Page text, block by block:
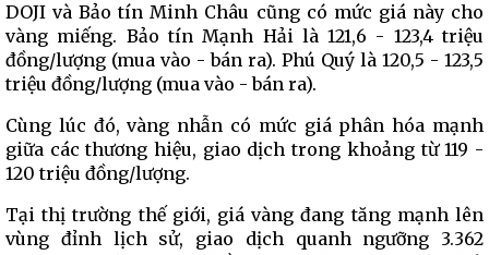
DOJI và Bảo tín Minh Châu cũng có mức giá này cho
vàng miếng. Bảo tín Mạnh Hải là 121,6 - 123,4 triệu
đồng/lượng (mua vào - bán ra). Phú Quý là 120,5 - 123,5
triệu đồng/lượng (mua vào - bán ra).
Cùng lúc đó, vàng nhẫn có mức giá phân hóa mạnh
giữa các thương hiệu, giao dịch trong khoảng từ 119 -
120 triệu đồng/lượng.
Tại thị trường thế giới, giá vàng đang tăng mạnh lên
vùng đỉnh lịch sử, giao dịch quanh ngưỡng 3.362